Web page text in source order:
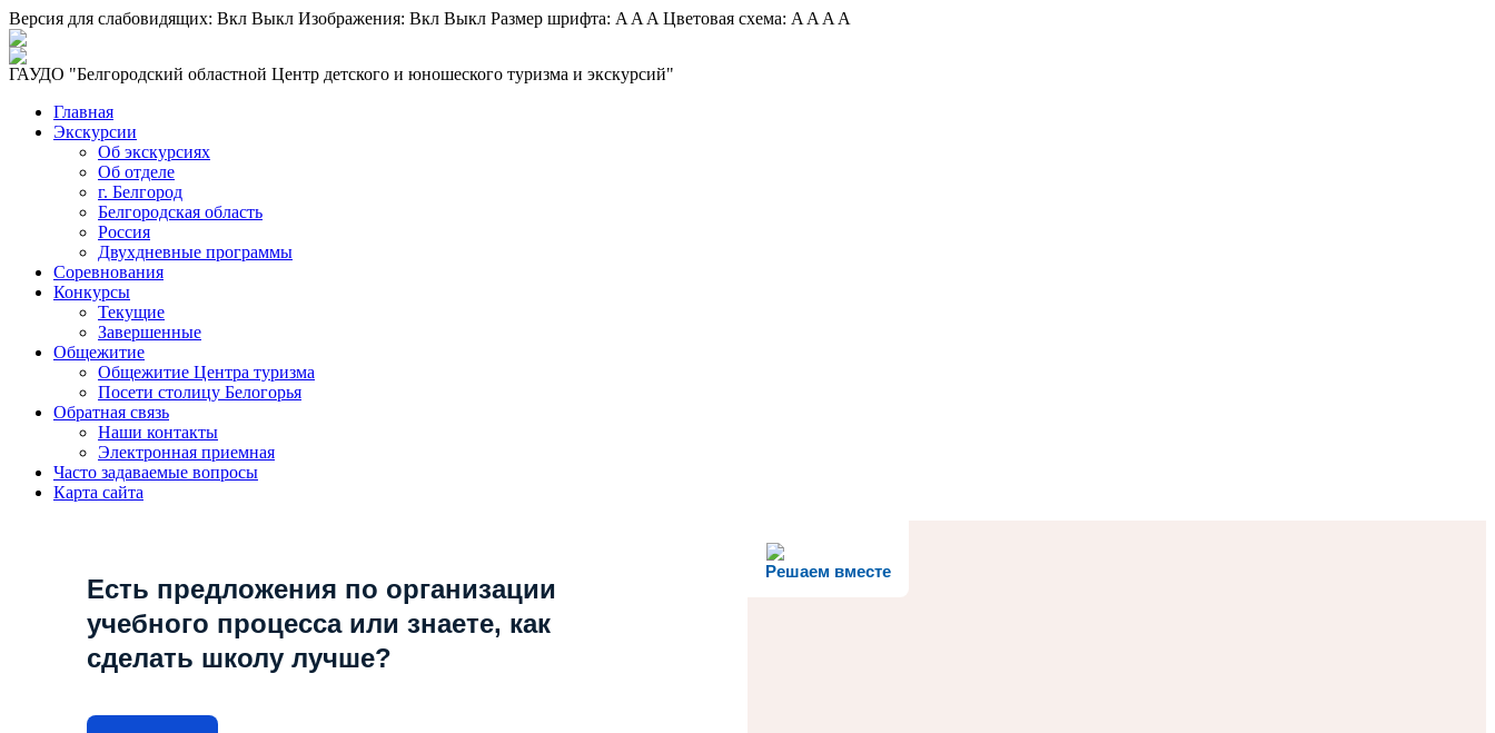
Версия для слабовидящих: Вкл Выкл Изображения: Вкл Выкл Размер шрифта: A A A Цветовая схема: A A A A
ГАУДО "Белгородский областной Центр детского и юношеского туризма и экскурсий"
Главная
Экскурсии
Об экскурсиях
Об отделе
г. Белгород
Белгородская область
Россия
Двухдневные программы
Соревнования
Конкурсы
Текущие
Завершенные
Общежитие
Общежитие Центра туризма
Посети столицу Белогорья
Обратная связь
Наши контакты
Электронная приемная
Часто задаваемые вопросы
Карта сайта
Решаем вместе
Есть предложения по организации
учебного процесса или знаете, как
сделать школу лучше?